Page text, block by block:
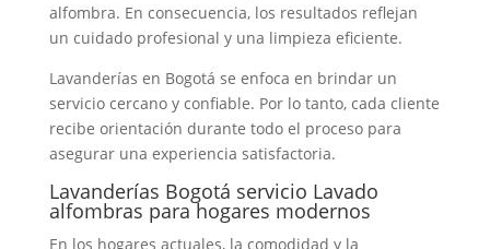
alfombra. En consecuencia, los resultados reflejan
un cuidado profesional y una limpieza eficiente.
Lavanderías en Bogotá se enfoca en brindar un
servicio cercano y confiable. Por lo tanto, cada cliente
recibe orientación durante todo el proceso para
asegurar una experiencia satisfactoria.
Lavanderías Bogotá servicio Lavado
alfombras para hogares modernos
En los hogares actuales, la comodidad y la